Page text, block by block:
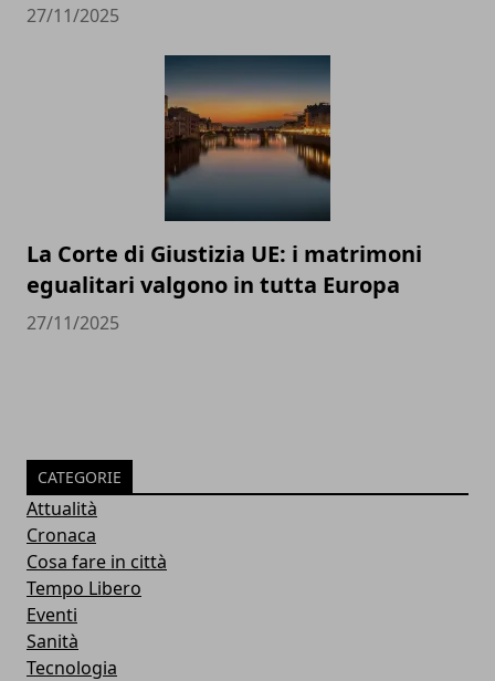
27/11/2025
La Corte di Giustizia UE: i matrimoni
egualitari valgono in tutta Europa
27/11/2025
CATEGORIE
Attualità
Cronaca
Cosa fare in città
Tempo Libero
Eventi
Sanità
Tecnologia